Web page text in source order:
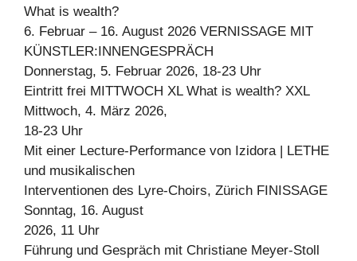
What is wealth?
6. Februar – 16. August 2026 VERNISSAGE MIT
KÜNSTLER:INNENGESPRÄCH
Donnerstag, 5. Februar 2026, 18-23 Uhr
Eintritt frei MITTWOCH XL What is wealth? XXL
Mittwoch, 4. März 2026,
18-23 Uhr
Mit einer Lecture-Performance von Izidora | LETHE
und musikalischen
Interventionen des Lyre-Choirs, Zürich FINISSAGE
Sonntag, 16. August
2026, 11 Uhr
Führung und Gespräch mit Christiane Meyer-Stoll